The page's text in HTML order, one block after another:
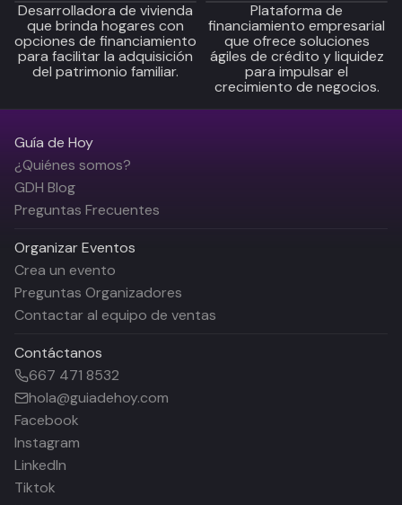
Desarrolladora de vivienda
que brinda hogares con
opciones de financiamiento
para facilitar la adquisición
del patrimonio familiar.
Plataforma de
financiamiento empresarial
que ofrece soluciones
ágiles de crédito y liquidez
para impulsar el
crecimiento de negocios.
Guía de Hoy
¿Quiénes somos?
GDH Blog
Preguntas Frecuentes
Organizar Eventos
Crea un evento
Preguntas Organizadores
Contactar al equipo de ventas
Contáctanos
667 471 8532
hola@guiadehoy.com
Facebook
Instagram
LinkedIn
Tiktok